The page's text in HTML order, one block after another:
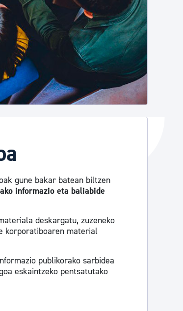
gune bakar batean biltzen
informazio eta baliabide
deskargatu, zuzeneko
korporatiboaren material
publikorako sarbidea
eskaintzeko pentsatutako